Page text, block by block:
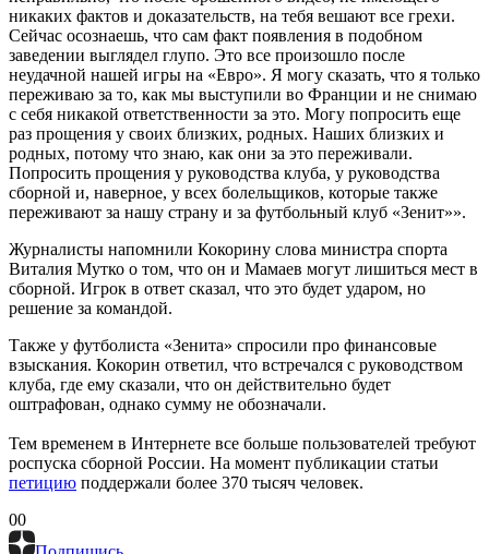
никаких фактов и доказательств, на тебя вешают все грехи.
Сейчас осознаешь, что сам факт появления в подобном
заведении выглядел глупо. Это все произошло после
неудачной нашей игры на «Евро». Я могу сказать, что я только
переживаю за то, как мы выступили во Франции и не снимаю
с себя никакой ответственности за это. Могу попросить еще
раз прощения у своих близких, родных. Наших близких и
родных, потому что знаю, как они за это переживали.
Попросить прощения у руководства клуба, у руководства
сборной и, наверное, у всех болельщиков, которые также
переживают за нашу страну и за футбольный клуб «Зенит»».
Журналисты напомнили Кокорину слова министра спорта
Виталия Мутко о том, что он и Мамаев могут лишиться мест в
сборной. Игрок в ответ сказал, что это будет ударом, но
решение за командой.
Также у футболиста «Зенита» спросили про финансовые
взыскания. Кокорин ответил, что встречался с руководством
клуба, где ему сказали, что он действительно будет
оштрафован, однако сумму не обозначали.
Тем временем в Интернете все больше пользователей требуют
роспуска сборной России. На момент публикации статьи
петицию поддержали более 370 тысяч человек.
00